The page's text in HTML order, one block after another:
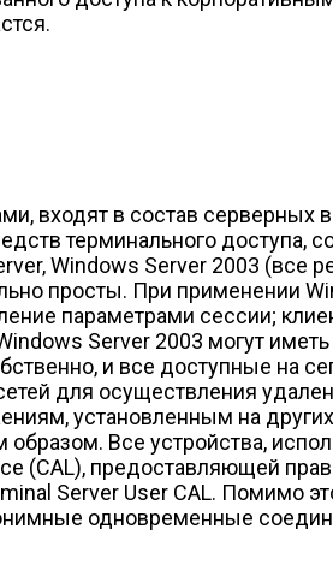
входят в состав серверных
терминального доступа,
Windows Server 2003 (все
просты. При применении
параметрами сессии;
Server 2003 могут
и все доступные на
для осуществления
установленным на
Все устройства,
(CAL), предоставляющей
Server User CAL. Помимо
одновременные